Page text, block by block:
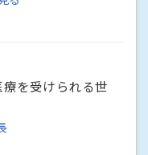
を受けられる世